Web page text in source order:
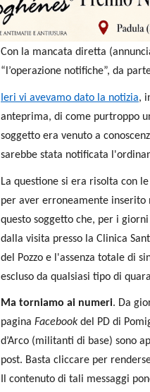
Con la mancata diretta
“l’operazione notifiche”, da
Ieri vi avevamo dato la notizia,
anteprima, di come purtroppo
soggetto era venuto a
sarebbe stata notificata
La questione si era risolta con le
per aver erroneamente inserito
questo soggetto che, per i
dalla visita presso la Clinica
del Pozzo e l'assenza totale di
escluso da qualsiasi tipo di
Ma torniamo ai numeri. Da
pagina Facebook del PD di
d’Arco (militanti di base) sono
post. Basta cliccare per
Il contenuto di tali messaggi